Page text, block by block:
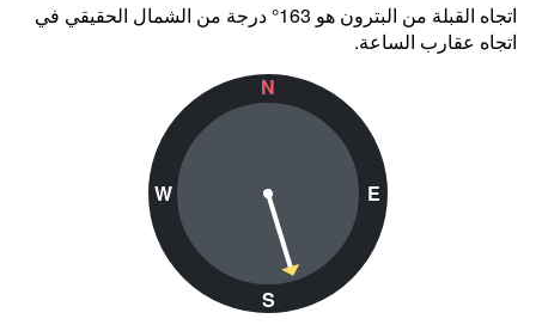
اتجاه القبلة من البترون هو 163° درجة من الشمال الحقيقي في
اتجاه عقارب الساعة.
N
W
S
E